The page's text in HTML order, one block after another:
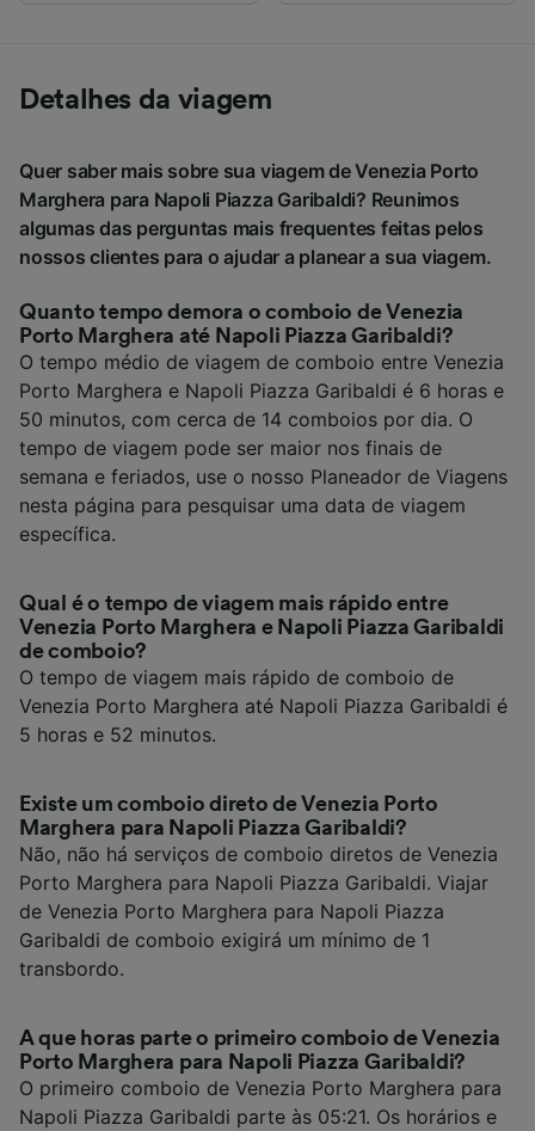
Detalhes da viagem
Quer saber mais sobre sua viagem de Venezia Porto
Marghera para Napoli Piazza Garibaldi? Reunimos
algumas das perguntas mais frequentes feitas pelos
nossos clientes para o ajudar a planear a sua viagem.
Quanto tempo demora o comboio de Venezia
Porto Marghera até Napoli Piazza Garibaldi?
O tempo médio de viagem de comboio entre Venezia
Porto Marghera e Napoli Piazza Garibaldi é 6 horas e
50 minutos, com cerca de 14 comboios por dia. O
tempo de viagem pode ser maior nos finais de
semana e feriados, use o nosso Planeador de Viagens
nesta página para pesquisar uma data de viagem
específica.
Qual é o tempo de viagem mais rápido entre
Venezia Porto Marghera e Napoli Piazza Garibaldi
de comboio?
O tempo de viagem mais rápido de comboio de
Venezia Porto Marghera até Napoli Piazza Garibaldi é
5 horas e 52 minutos.
Existe um comboio direto de Venezia Porto
Marghera para Napoli Piazza Garibaldi?
Não, não há serviços de comboio diretos de Venezia
Porto Marghera para Napoli Piazza Garibaldi. Viajar
de Venezia Porto Marghera para Napoli Piazza
Garibaldi de comboio exigirá um mínimo de 1
transbordo.
A que horas parte o primeiro comboio de Venezia
Porto Marghera para Napoli Piazza Garibaldi?
O primeiro comboio de Venezia Porto Marghera para
Napoli Piazza Garibaldi parte às 05:21. Os horários e